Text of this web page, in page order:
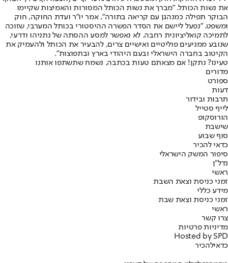
את נשות הכותל. "מברך את נשות הכותל המסורות והאמיצות שקיימו
הבוקר תפילה כמנהגן עם קריאה בתורה", אמר יו"ר ועדת החוקה, חוק
ומשפט. "נפעל ליישם את הסדר הפשרה ההיסטורי בכותל המערבי, שזוכה
לתמיכה קואליציונית רחבה. לא נאפשר למסע ההסתה של נתניהו ודרעי,
שנובע ממניעים פוליטיים ואישיים צרים, להבעיר את הכותל ולהעמיק את
הקיטוב בחברה הישראלי ובעם היהודי בארץ ובתפוצות".
טעינו? נתקן! אם מצאתם טעות בכתבה, נשמח שתשתפו אותנו
מדורים
ספורט
דעות
תרבות ובידור
לייף סטייל
הורוסקופ
שישבת
סוף שבוע
כדאי להכיר
סיפור המשק הישראלי
נדל"ן
ראשי
זמני כניסת וצאת השבת
מידע כללי
זמני כניסת וצאת שבת
ראשי
צרו קשר
מדיניות פרטיות
Hosted by SPD
כדאילהכיר